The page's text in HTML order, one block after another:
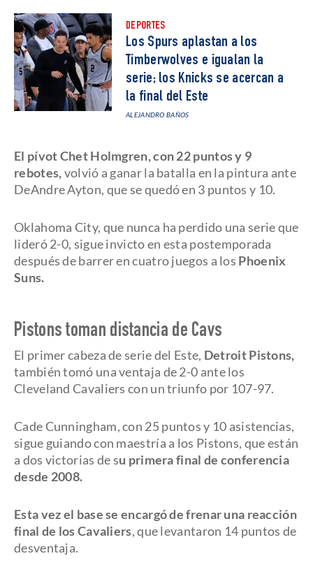
DEPORTES
Los Spurs aplastan a los
Timberwolves e igualan la
serie; los Knicks se acercan a
la final del Este
ALEJANDRO BAÑOS
El pívot Chet Holmgren, con 22 puntos y 9
rebotes,volvió a ganar la batalla en la pintura ante
DeAndre Ayton, que se quedó en 3 puntos y 10.
Oklahoma City, que nunca ha perdido una serie que
lideró 2-0, sigue invicto en esta postemporada
después de barrer en cuatro juegos a los Phoenix
Suns.
Pistons toman distancia de Cavs
El primer cabeza de serie del Este, Detroit Pistons,
también tomó una ventaja de 2-0 ante los
Cleveland Cavaliers con un triunfo por 107-97.
Cade Cunningham, con 25 puntos y 10 asistencias,
sigue guiando con maestría a los Pistons, que están
a dos victorias de su primera final de conferencia
desde 2008.
Esta vez el base se encargó de frenar una reacción
final de los Cavaliers, que levantaron 14 puntos de
desventaja.